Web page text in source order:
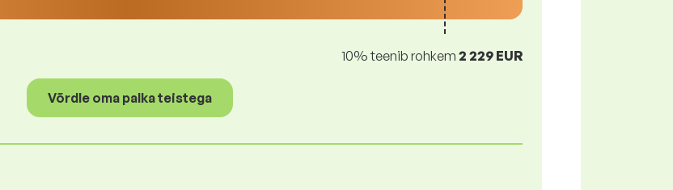
10% teenib rohkem 2 229 EUR
Võrdle oma palka teistega